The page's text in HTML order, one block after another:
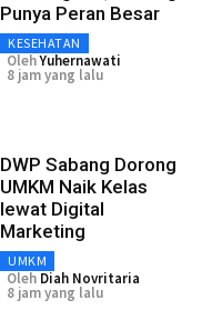
Punya Peran Besar
KESEHATAN
OlehYuhernawati
8 jam yang lalu
DWP Sabang Dorong
UMKM Naik Kelas
lewat Digital
Marketing
UMKM
Oleh Diah Novritaria
8 jam yang lalu